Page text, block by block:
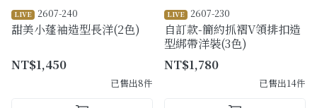
LIVE 2607-240
甜美小蓬袖造型長洋(2色)
NT$1,450
已售出8件
LIVE 2607-230
自訂款-簡約抓褶V領排扣造
型綁帶洋裝(3色)
NT$1,780
已售出14件